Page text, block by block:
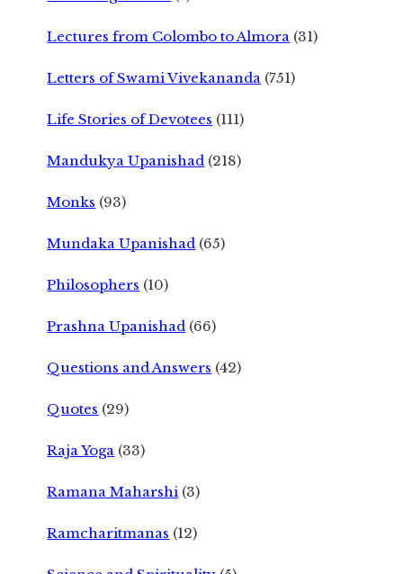
Lectures from Colombo to Almora (31)
Letters of Swami Vivekananda (751)
Life Stories of Devotees (111)
Mandukya Upanishad (218)
Monks (93)
Mundaka Upanishad (65)
Philosophers (10)
Prashna Upanishad (66)
Questions and Answers (42)
Quotes (29)
Raja Yoga (33)
Ramana Maharshi (3)
Ramcharitmanas (12)